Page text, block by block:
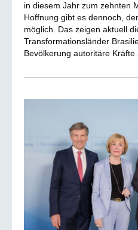
in diesem Jahr zum zehnten
Hoffnung gibt es dennoch,
möglich. Das zeigen aktuell
Transformationsländer
Bevölkerung autoritäre Kräfte